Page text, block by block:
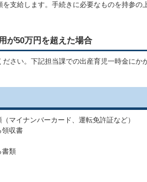
支給します。手続きに必要なものを持参の
が50万円を超えた場合
さい。下記担当課での出産育児一時金にか
マイナンバーカード、運転免許証など）
領収書
書類